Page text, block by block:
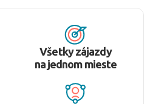
Všetky zájazdy
na jednom mieste